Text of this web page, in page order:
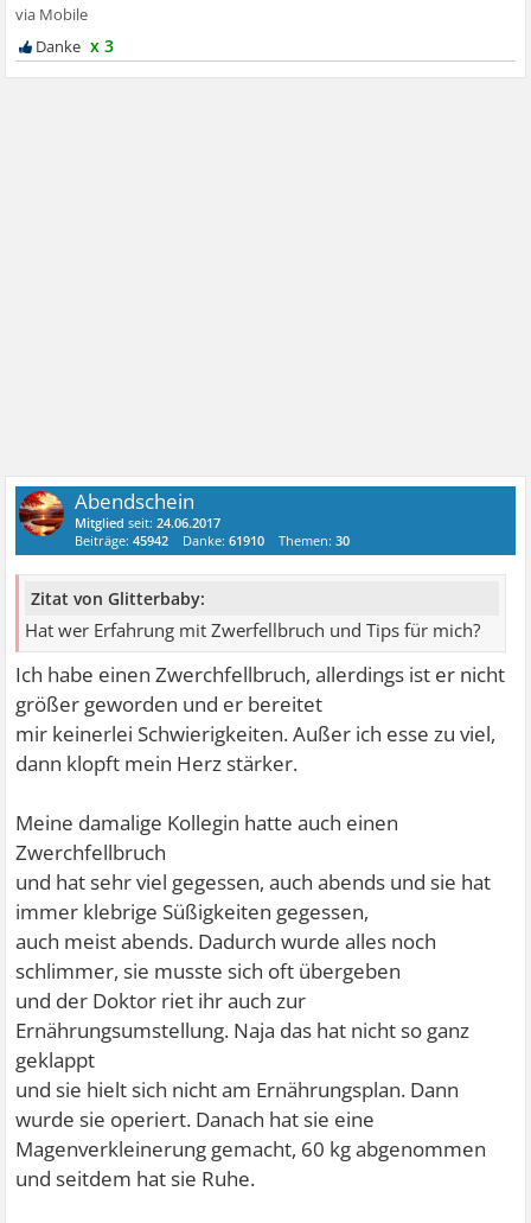
x 3
Abendschein
Mitglied seit:24.06.2017
Beiträge:45942 Danke:61910 Themen:30
Zitat von Glitterbaby:
Hat wer Erfahrung mit Zwerfellbruch und Tips für mich?
Ich habe einen Zwerchfellbruch, allerdings ist er nicht
größer geworden und er bereitet
mir keinerlei Schwierigkeiten. Außer ich esse zu viel,
dann klopft mein Herz stärker.
Meine damalige Kollegin hatte auch einen
Zwerchfellbruch
und hat sehr viel gegessen, auch abends und sie hat
immer klebrige Süßigkeiten gegessen,
auch meist abends. Dadurch wurde alles noch
schlimmer, sie musste sich oft übergeben
und der Doktor riet ihr auch zur
Ernährungsumstellung. Naja das hat nicht so ganz
geklappt
und sie hielt sich nicht am Ernährungsplan. Dann
wurde sie operiert. Danach hat sie eine
Magenverkleinerung gemacht, 60 kg abgenommen
und seitdem hat sie Ruhe.